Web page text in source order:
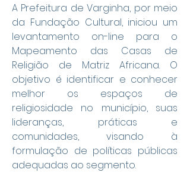
A Prefeitura de Varginha, por meio
da Fundação Cultural, iniciou um
levantamento on-line para o
Mapeamento das Casas de
Religião de Matriz Africana. O
objetivo é identificar e conhecer
melhor os espaços de
religiosidade no município, suas
lideranças, práticas e
comunidades, visando à
formulação de políticas públicas
adequadas ao segmento.